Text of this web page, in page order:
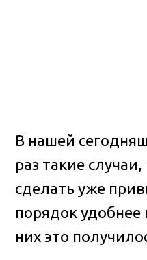
В нашей
раз такие
сделать уже
порядок
них это